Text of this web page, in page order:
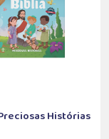
Histórias